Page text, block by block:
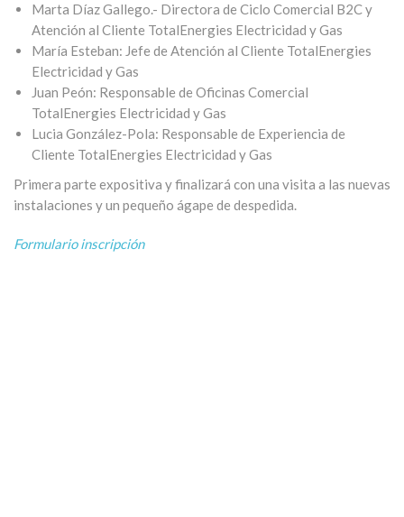
Marta Díaz Gallego.- Directora de Ciclo Comercial B2C y
Atención al Cliente TotalEnergies Electricidad y Gas
María Esteban: Jefe de Atención al Cliente TotalEnergies
Electricidad y Gas
Juan Peón: Responsable de Oficinas Comercial
TotalEnergies Electricidad y Gas
Lucia González-Pola: Responsable de Experiencia de
Cliente TotalEnergies Electricidad y Gas
Primera parte expositiva y finalizará con una visita a las nuevas
instalaciones y un pequeño ágape de despedida.
Formulario inscripción